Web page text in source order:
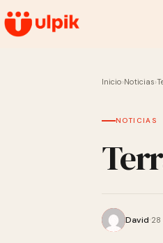
Inicio›Noticias›
NOTICIAS
David 28